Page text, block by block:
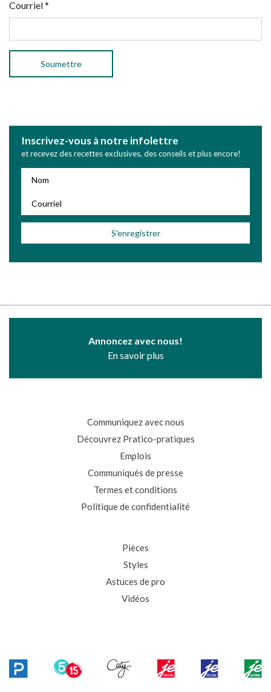
Courriel*
Inscrivez-vous à notre infolettre
et recevez des recettes exclusives, des conseils et plus encore!
Annoncez avec nous!
En savoir plus
Communiquez avec nous
Découvrez Pratico-pratiques
Emplois
Communiqués de presse
Termes et conditions
Politique de confidentialité
Pièces
Styles
Astuces de pro
Vidéos